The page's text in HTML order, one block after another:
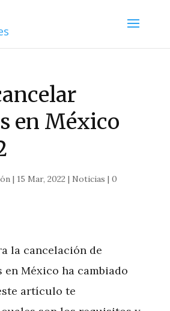
en México
| 15 Mar, 2022 | Noticias | 0
la cancelación de
en México ha cambiado
artículo te